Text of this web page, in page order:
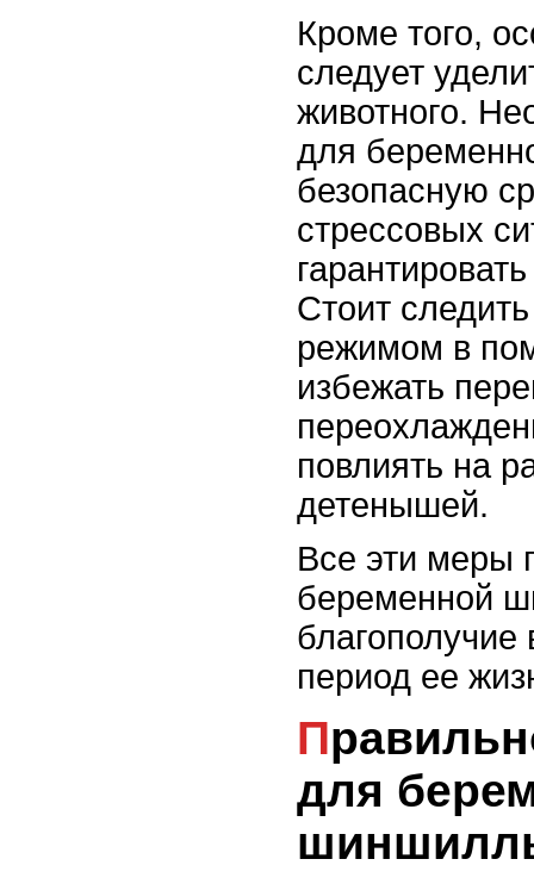
Кроме того,
следует
животного.
для
безопасную
стрессовых
Стоит
режимом в
избежать
повлиять на
детенышей.
Все эти меры
беременной
благополучие
период ее
Правильное питание
для